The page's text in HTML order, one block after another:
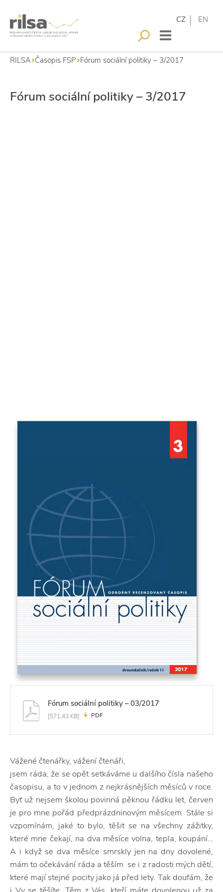
CZ EN
RILSA Časopis FSP Fórum sociální politiky – 3/2017
Fórum sociální politiky – 3/2017
Fórum sociální politiky – 03/2017
[571,43 KB] PDF
Vážené čtenářky, vážení čtenáři,
jsem ráda, že se opět setkáváme u dalšího čísla našeho
časopisu, a to v jednom z nejkrásnějších měsíců v roce.
Byť už nejsem školou povinná pěknou řádku let, červen
je pro mne pořád předprázdninovým měsícem. Stále si
vzpomínám, jaké to bylo, těšit se na všechny zážitky,
které mne čekají, na dva měsíce volna, tepla, koupání…
A i když se dva měsíce smrskly jen na dny dovolené,
mám to očekávání ráda a těším se i z radosti mých dětí,
které mají stejné pocity jako já před lety. Tak doufám, že